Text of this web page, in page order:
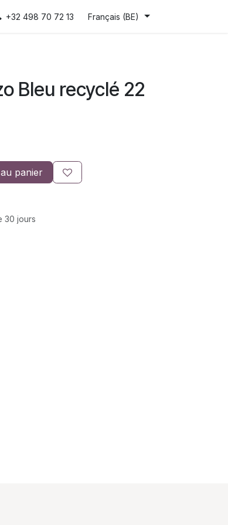
+32 498 70 72 13 Français (BE)
Bleu recyclé 22
panier
30 jours